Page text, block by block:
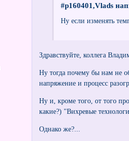
#p160401,Vlads
Ну если изменять
Здравствуйте, коллега
Ну тогда почему бы нам не
напряжение и процесс
Ну и, кроме того, от того
какие?) "Вихревые
Однако же?...